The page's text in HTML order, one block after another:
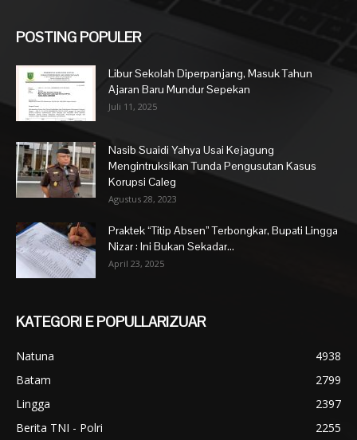
POSTING POPULER
Libur Sekolah Diperpanjang, Masuk Tahun
Ajaran Baru Mundur Sepekan
Juli 11, 2025
Nasib Suaidi Yahya Usai Kejagung
Mengintruksikan Tunda Pengusutan Kasus
Korupsi Caleg
Agustus 28, 2023
Praktek “Titip Absen” Terbongkar, Bupati Lingga
Nizar : Ini Bukan Sekadar...
April 23, 2025
KATEGORI E POPULLARIZUAR
Natuna
4938
Batam
2799
Lingga
2397
Berita TNI - Polri
2255